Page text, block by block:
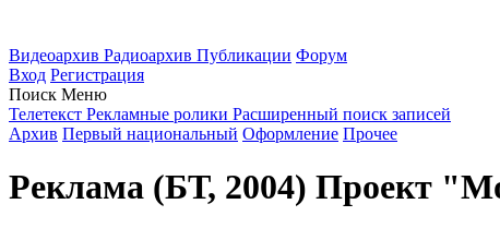
Видеоархив Радиоархив Публикации Форум
Вход Регистрация
Поиск Меню
Телетекст Рекламные ролики Расширенный поиск записей
Архив Первый национальный Оформление Прочее
Реклама (БТ, 2004) Проект